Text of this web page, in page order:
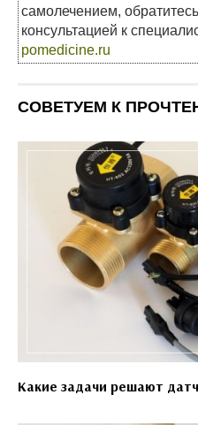
самолечением,
консультацией к
pomedicine.ru
СОВЕТУЕМ К
Какие задачи решают